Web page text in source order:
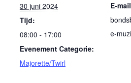
30 juni 2024
Tijd:
08:00 - 17:00
Evenement Categorie:
Majorette/Twirl
E-mail
e-